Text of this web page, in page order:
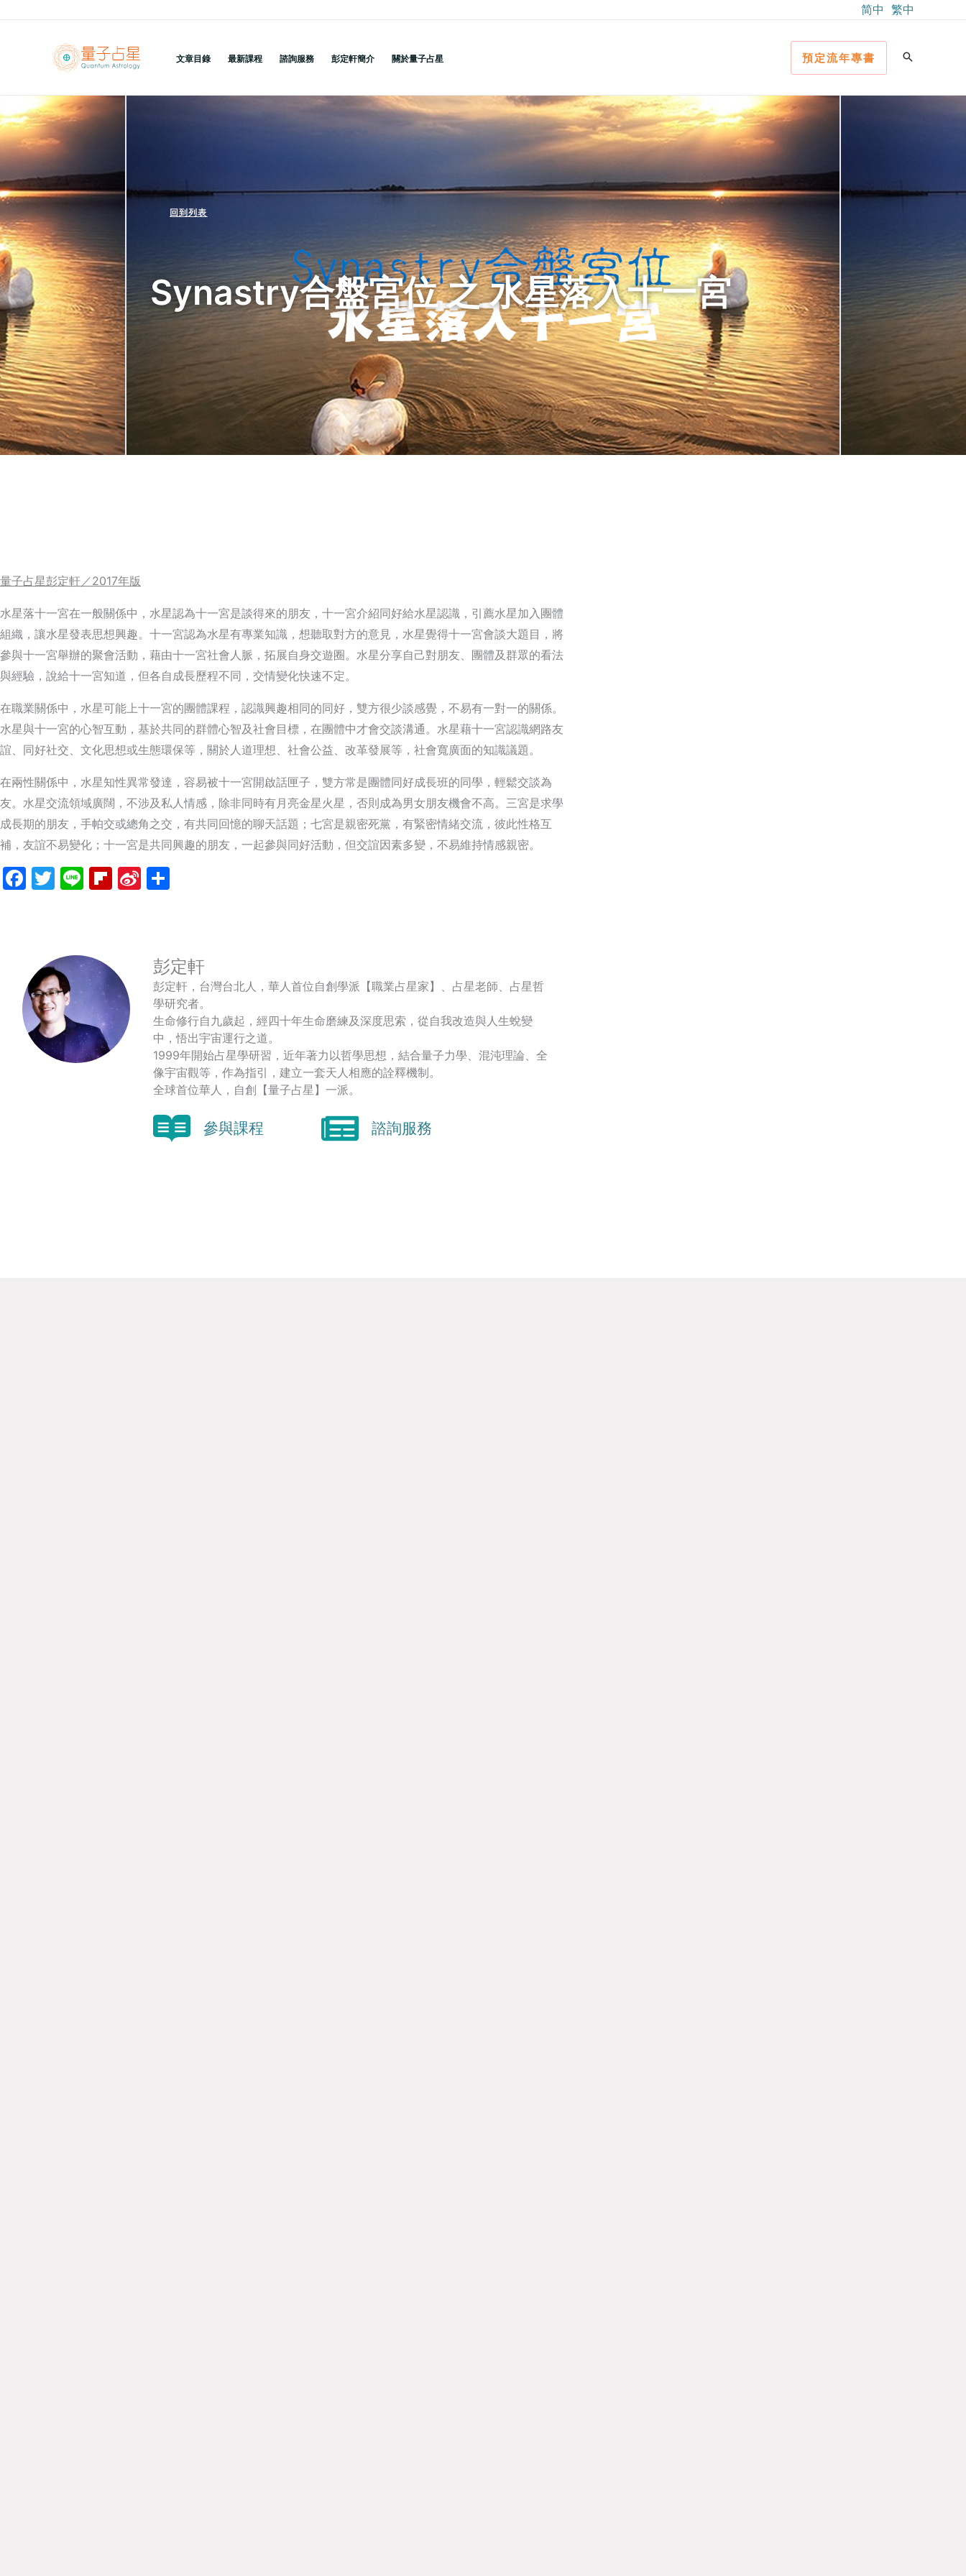
容
简中 繁中
文章目錄 最新課程 諮詢服務 彭定軒簡介 關於量子占星 預定流年專書
回到列表
Synastry合盤宮位 之 水星落入十一宮
量子占星彭定軒／2017年版
水星落十一宮在一般關係中，水星認為十一宮是談得來的朋友，十一宮介紹同好給水星認識，引薦水星加入團體
組織，讓水星發表思想興趣。十一宮認為水星有專業知識，想聽取對方的意見，水星覺得十一宮會談大題目，將
參與十一宮舉辦的聚會活動，藉由十一宮社會人脈，拓展自身交遊圈。水星分享自己對朋友、團體及群眾的看法
與經驗，說給十一宮知道，但各自成長歷程不同，交情變化快速不定。
在職業關係中，水星可能上十一宮的團體課程，認識興趣相同的同好，雙方很少談感覺，不易有一對一的關係。
水星與十一宮的心智互動，基於共同的群體心智及社會目標，在團體中才會交談溝通。水星藉十一宮認識網路友
誼、同好社交、文化思想或生態環保等，關於人道理想、社會公益、改革發展等，社會寬廣面的知識議題。
在兩性關係中，水星知性異常發達，容易被十一宮開啟話匣子，雙方常是團體同好成長班的同學，輕鬆交談為
友。水星交流領域廣闊，不涉及私人情感，除非同時有月亮金星火星，否則成為男女朋友機會不高。三宮是求學
成長期的朋友，手帕交或總角之交，有共同回憶的聊天話題；七宮是親密死黨，有緊密情緒交流，彼此性格互
補，友誼不易變化；十一宮是共同興趣的朋友，一起參與同好活動，但交誼因素多變，不易維持情感親密。
Facebook
Twitter
LineFlipboard
Sina
彭定軒
彭定軒，台灣台北人，華人首位自創學派【職業占星家】、占星老師、占星哲
學研究者。
生命修行自九歲起，經四十年生命磨練及深度思索，從自我改造與人生蛻變
中，悟出宇宙運行之道。
1999年開始占星學研習，近年著力以哲學思想，結合量子力學、混沌理論、全
像宇宙觀等，作為指引，建立一套天人相應的詮釋機制。
全球首位華人，自創【量子占星】一派。
參與課程 諮詢服務